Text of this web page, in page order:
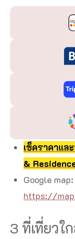
เช็คราคาแล
&
Google map:
https://
3 ที่เที่ยวใ